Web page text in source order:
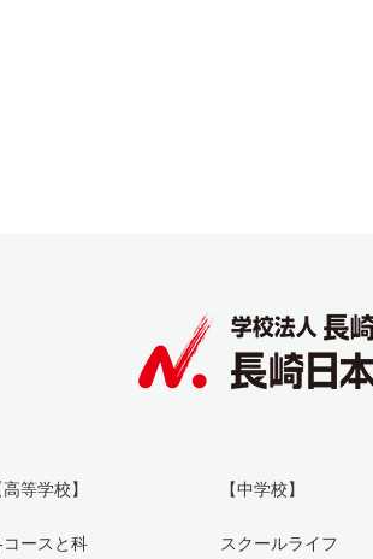
高等学校】
コースと科
【中学校】
スクールライフ